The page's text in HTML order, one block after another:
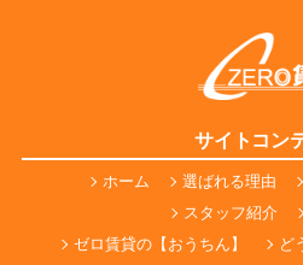
サイトコン
ホーム 選ばれる理由
スタッフ紹介
ゼロ賃貸の【おうちん】
ど